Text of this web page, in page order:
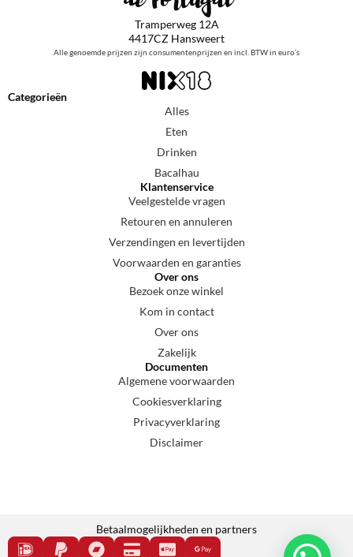
Tramperweg 12A
4417CZ Hansweert
Alle genoemde prijzen zijn consumentenprijzen en incl. BTW in euro’s
Categorieën
Alles
Eten
Drinken
Bacalhau
Klantenservice
Veelgestelde vragen
Retouren en annuleren
Verzendingen en levertijden
Voorwaarden en garanties
Over ons
Bezoek onze winkel
Kom in contact
Over ons
Zakelijk
Documenten
Algemene voorwaarden
Cookiesverklaring
Privacyverklaring
Disclaimer
Betaalmogelijkheden en partners